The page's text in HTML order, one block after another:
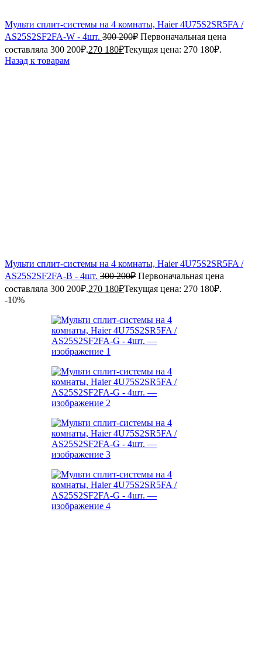
Мульти сплит-системы на 4 комнаты, Haier 4U75S2SR5FA /
AS25S2SF2FA-W - 4шт. 300 200₽ Первоначальная цена
составляла 300 200₽.270 180₽Текущая цена: 270 180₽.
Назад к товарам
Мульти сплит-системы на 4 комнаты, Haier 4U75S2SR5FA /
AS25S2SF2FA-B - 4шт. 300 200₽ Первоначальная цена
составляла 300 200₽.270 180₽Текущая цена: 270 180₽.
-10%